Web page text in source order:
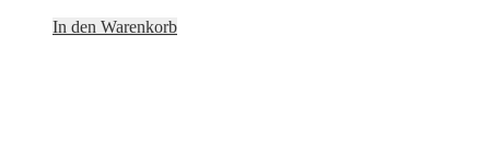
In den Warenkorb